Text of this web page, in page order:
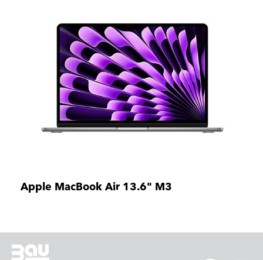
Apple MacBook Air 13.6" M3